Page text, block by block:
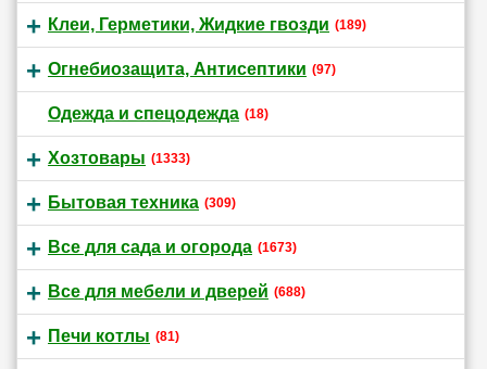
Клеи, Герметики, Жидкие гвозди (189)
Огнебиозащита, Антисептики (97)
Одежда и спецодежда (18)
Хозтовары (1333)
Бытовая техника (309)
Все для сада и огорода (1673)
Все для мебели и дверей (688)
Печи котлы (81)